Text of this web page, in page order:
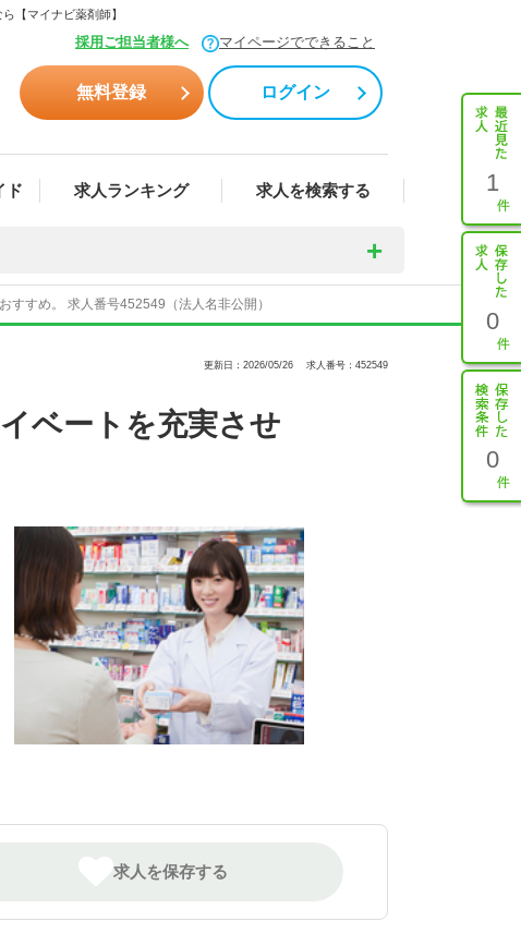
【マイナビ薬剤師】
採用ご担当者様へ マイページでできること
無料登録 ログイン
ド 求人ランキング 求人を検索する 1
0
0
すめ。 求人番号452549（法人名非公開）
更新日：2026/05/26 求人番号：452549
ベートを充実させ
求人を保存する